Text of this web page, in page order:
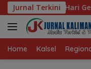
Langsung
ke
konten
Jurnal Terkini
Warga Kelayan
Home Kalsel